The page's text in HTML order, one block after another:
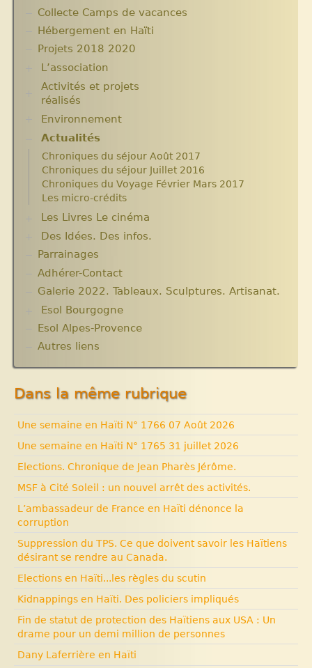
Collecte Camps de vacances
Hébergement en Haïti
Projets 2018 2020
L’association
Assemblées Générales
Nos partenaires.
Activités et projets
réalisés
Ecole Massawist. Verrettes. Agrandissement et
modernisation.
Archives
Aide en nature : Containers
Années 2010 2012
Projets et bilans années 2013 / 2014
Environnement
Plantes pour Haïti
Solidarité et environnement
Actualités
Chroniques du séjour Août 2017
Chroniques du séjour Juillet 2016
Chroniques du Voyage Février Mars 2017
Les micro-crédits
Les Livres Le cinéma
Critiques et notes de lecture
Des Idées. Des infos.
Changer le monde. Réflexions sur l’aide
internationale. 5 articles
Lutter contre l’extrême pauvreté. Victimes et
acteurs.10 articles.
Solidarité internationale. Autour d’Haïti.
Cité Soleil.
Histoire d’Haïti. Histoire et Vaudou.
Parrainages
Adhérer-Contact
Galerie 2022. Tableaux. Sculptures. Artisanat.
Esol Bourgogne
ACTUALITES
Archives
Esol Alpes-Provence
Autres liens
Dans la même rubrique
Une semaine en Haïti N° 1766 07 Août 2026
Une semaine en Haïti N° 1765 31 juillet 2026
Elections. Chronique de Jean Pharès Jérôme.
MSF à Cité Soleil : un nouvel arrêt des activités.
L’ambassadeur de France en Haïti dénonce la
corruption
Suppression du TPS. Ce que doivent savoir les Haïtiens
désirant se rendre au Canada.
Elections en Haïti...les règles du scutin
Kidnappings en Haïti. Des policiers impliqués
Fin de statut de protection des Haïtiens aux USA : Un
drame pour un demi million de personnes
Dany Laferrière en Haïti